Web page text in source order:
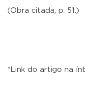
(Obra citada, p. 51.)
*Link do artigo na